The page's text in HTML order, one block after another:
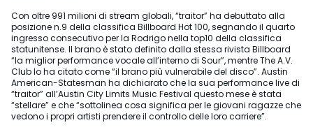
Con oltre 991 milioni di stream globali, “traitor” ha debuttato alla
posizione n.9 della classifica Billboard Hot 100, segnando il quarto
ingresso consecutivo per la Rodrigo nella top10 della classifica
statunitense. Il brano è stato definito dalla stessa rivista Billboard
“la miglior performance vocale all’interno di Sour”, mentre The A.V.
Club lo ha citato come “il brano più vulnerabile del disco”. Austin
American-Statesman ha dichiarato che la sua performance live di
“traitor” all’Austin City Limits Music Festival questo mese è stata
“stellare” e che “sottolinea cosa significa per le giovani ragazze che
vedono i propri artisti prendere il controllo delle loro carriere”.